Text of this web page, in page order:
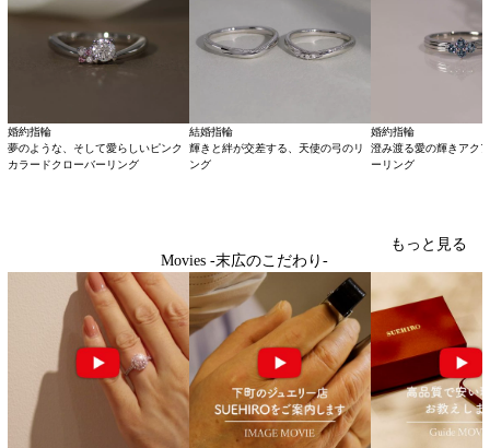
婚約指輪
夢のような、そして愛らしいピンク
カラードクローバーリング
結婚指輪
輝きと絆が交差する、天使の弓のリ
ング
婚約指輪
澄み渡る愛の輝きアク
ーリング
Movies -末広のこだわり-
もっと見る